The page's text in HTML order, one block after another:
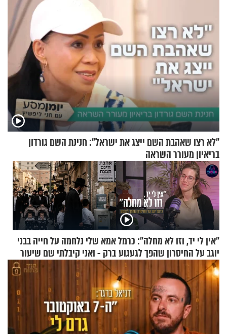
"לא רצו שאהבת השם ייצג את ישראל": חנינת השם גורדון
בריאיון מעורר השראה
"אין לי יד, וזו לא מחלה": כרמל
יוגב על החיסרון שהפך לגעגוע
אמא שלי נלחמה על חייה בבני
ברק - ואני קיבלתי שם שיעור
באהבת חינם